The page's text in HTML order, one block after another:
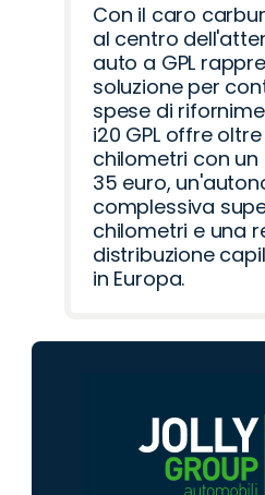
Con il caro
al centro
auto a GPL
soluzione per
spese di
i20 GPL offre
chilometri con
35 euro,
complessiva
chilometri e una
distribuzione
in Europa.